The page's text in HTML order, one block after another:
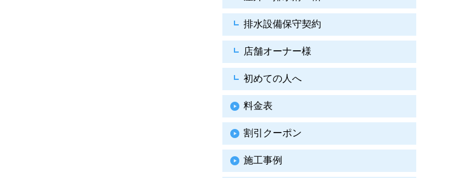
排水設備保守契約
店舗オーナー様
初めての人へ
料金表
割引クーポン
施工事例